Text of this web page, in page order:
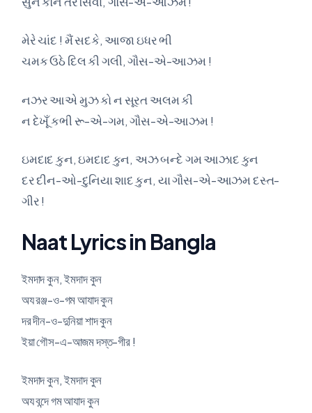
મેરે ચાંદ ! મૈં સદકે, આજા ઇધર ભી
ચમક ઉઠે દિલ કી ગલી, ગૌસ-એ-આઝમ !
નઝર આએ મુઝ કો ન સૂરત અલમ કી
ન દેખૂઁ કભી રૂ-એ-ગમ, ગૌસ-એ-આઝમ !
ઇમદાદ કુન, ઇમદાદ કુન, અઝ બન્દે ગમ આઝાદ કુન
દર દીન-ઓ-દુનિયા શાદ કુન, યા ગૌસ-એ-આઝમ દસ્ત-
ગીર !
Naat Lyrics in Bangla
ইমদাদ কুন, ইমদাদ কুন
অয রঞ্জ-ও-গম আযাদ কুন
দর দীন-ও-দুনিয়া শাদ কুন
ইয়া গৌস-এ-আজম দস্ত-গীর !
ইমদাদ কুন, ইমদাদ কুন
অয বন্দে গম আযাদ কুন